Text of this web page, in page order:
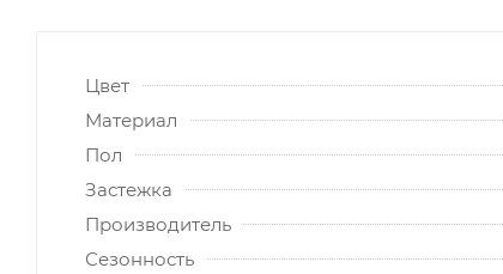
Цвет
Материал
Пол
Застежка
Производитель
Сезонность